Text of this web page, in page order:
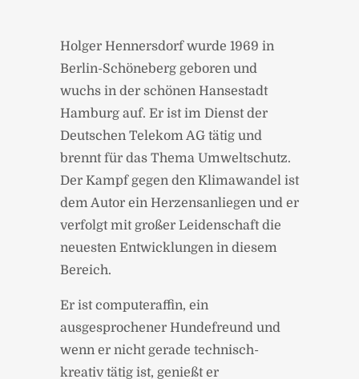
Holger Hennersdorf wurde 1969 in
Berlin-Schöneberg geboren und
wuchs in der schönen Hansestadt
Hamburg auf. Er ist im Dienst der
Deutschen Telekom AG tätig und
brennt für das Thema Umweltschutz.
Der Kampf gegen den Klimawandel ist
dem Autor ein Herzensanliegen und er
verfolgt mit großer Leidenschaft die
neuesten Entwicklungen in diesem
Bereich.
Er ist computeraffin, ein
ausgesprochener Hundefreund und
wenn er nicht gerade technisch-
kreativ tätig ist, genießt er